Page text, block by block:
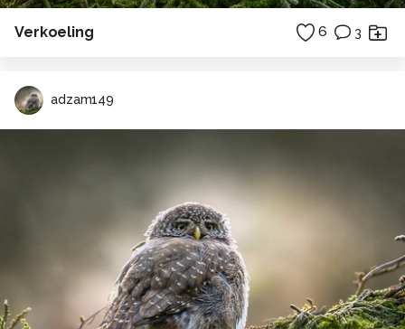
Verkoeling 6 3
adzam149